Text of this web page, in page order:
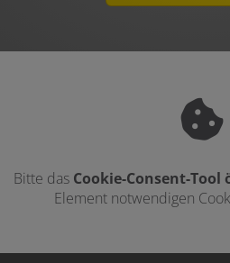
Bitte das Cookie-Consent-Tool
Element notwendigen